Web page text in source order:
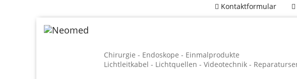
Kontaktformular
Chirurgie - Endoskope - Einmalprodukte
Lichtleitkabel - Lichtquellen - Videotechnik -